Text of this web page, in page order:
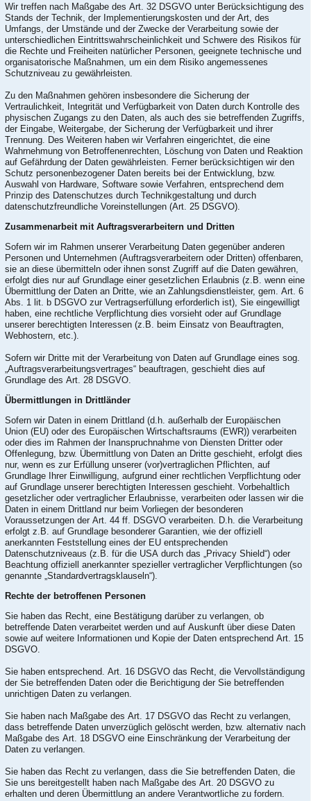
Wir treffen nach Maßgabe des Art. 32 DSGVO unter Berücksichtigung des
Stands der Technik, der Implementierungskosten und der Art, des
Umfangs, der Umstände und der Zwecke der Verarbeitung sowie der
unterschiedlichen Eintrittswahrscheinlichkeit und Schwere des Risikos für
die Rechte und Freiheiten natürlicher Personen, geeignete technische und
organisatorische Maßnahmen, um ein dem Risiko angemessenes
Schutzniveau zu gewährleisten.
Zu den Maßnahmen gehören insbesondere die Sicherung der
Vertraulichkeit, Integrität und Verfügbarkeit von Daten durch Kontrolle des
physischen Zugangs zu den Daten, als auch des sie betreffenden Zugriffs,
der Eingabe, Weitergabe, der Sicherung der Verfügbarkeit und ihrer
Trennung. Des Weiteren haben wir Verfahren eingerichtet, die eine
Wahrnehmung von Betroffenenrechten, Löschung von Daten und Reaktion
auf Gefährdung der Daten gewährleisten. Ferner berücksichtigen wir den
Schutz personenbezogener Daten bereits bei der Entwicklung, bzw.
Auswahl von Hardware, Software sowie Verfahren, entsprechend dem
Prinzip des Datenschutzes durch Technikgestaltung und durch
datenschutzfreundliche Voreinstellungen (Art. 25 DSGVO).
Zusammenarbeit mit Auftragsverarbeitern und Dritten
Sofern wir im Rahmen unserer Verarbeitung Daten gegenüber anderen
Personen und Unternehmen (Auftragsverarbeitern oder Dritten) offenbaren,
sie an diese übermitteln oder ihnen sonst Zugriff auf die Daten gewähren,
erfolgt dies nur auf Grundlage einer gesetzlichen Erlaubnis (z.B. wenn eine
Übermittlung der Daten an Dritte, wie an Zahlungsdienstleister, gem. Art. 6
Abs. 1 lit. b DSGVO zur Vertragserfüllung erforderlich ist), Sie eingewilligt
haben, eine rechtliche Verpflichtung dies vorsieht oder auf Grundlage
unserer berechtigten Interessen (z.B. beim Einsatz von Beauftragten,
Webhostern, etc.).
Sofern wir Dritte mit der Verarbeitung von Daten auf Grundlage eines sog.
„Auftragsverarbeitungsvertrages“ beauftragen, geschieht dies auf
Grundlage des Art. 28 DSGVO.
Übermittlungen in Drittländer
Sofern wir Daten in einem Drittland (d.h. außerhalb der Europäischen
Union (EU) oder des Europäischen Wirtschaftsraums (EWR)) verarbeiten
oder dies im Rahmen der Inanspruchnahme von Diensten Dritter oder
Offenlegung, bzw. Übermittlung von Daten an Dritte geschieht, erfolgt dies
nur, wenn es zur Erfüllung unserer (vor)vertraglichen Pflichten, auf
Grundlage Ihrer Einwilligung, aufgrund einer rechtlichen Verpflichtung oder
auf Grundlage unserer berechtigten Interessen geschieht. Vorbehaltlich
gesetzlicher oder vertraglicher Erlaubnisse, verarbeiten oder lassen wir die
Daten in einem Drittland nur beim Vorliegen der besonderen
Voraussetzungen der Art. 44 ff. DSGVO verarbeiten. D.h. die Verarbeitung
erfolgt z.B. auf Grundlage besonderer Garantien, wie der offiziell
anerkannten Feststellung eines der EU entsprechenden
Datenschutzniveaus (z.B. für die USA durch das „Privacy Shield“) oder
Beachtung offiziell anerkannter spezieller vertraglicher Verpflichtungen (so
genannte „Standardvertragsklauseln“).
Rechte der betroffenen Personen
Sie haben das Recht, eine Bestätigung darüber zu verlangen, ob
betreffende Daten verarbeitet werden und auf Auskunft über diese Daten
sowie auf weitere Informationen und Kopie der Daten entsprechend Art. 15
DSGVO.
Sie haben entsprechend. Art. 16 DSGVO das Recht, die Vervollständigung
der Sie betreffenden Daten oder die Berichtigung der Sie betreffenden
unrichtigen Daten zu verlangen.
Sie haben nach Maßgabe des Art. 17 DSGVO das Recht zu verlangen,
dass betreffende Daten unverzüglich gelöscht werden, bzw. alternativ nach
Maßgabe des Art. 18 DSGVO eine Einschränkung der Verarbeitung der
Daten zu verlangen.
Sie haben das Recht zu verlangen, dass die Sie betreffenden Daten, die
Sie uns bereitgestellt haben nach Maßgabe des Art. 20 DSGVO zu
erhalten und deren Übermittlung an andere Verantwortliche zu fordern.